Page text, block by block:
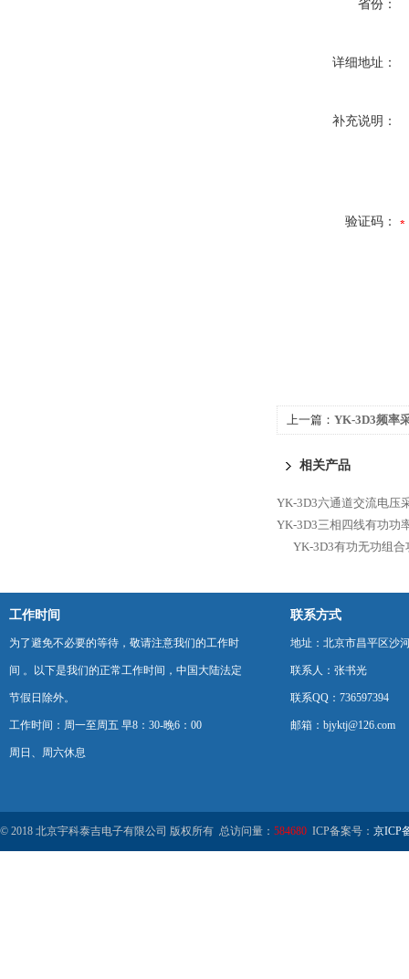
省份：
详细地址：
补充说明：
验证码：
上一篇： YK-3D3频率
相关产品
YK-3D3六通道交流电压
YK-3D3三相四线有功功
YK-3D3有功无功组合
工作时间
为了避免不必要的等待，敬请注意我们的工作时
间 。以下是我们的正常工作时间，中国大陆法定
节假日除外。
工作时间：周一至周五 早8：30-晚6：00
周日、周六休息
联系方式
地址：北京市昌平区沙
联系人：张书光
联系QQ：736597394
邮箱：bjyktj@126.com
© 2018 北京宇科泰吉电子有限公司 版权所有 总访问量： 584680 ICP备案号： 京ICP